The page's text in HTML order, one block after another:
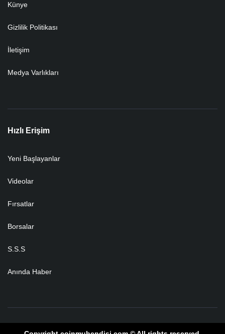
Künye
Gizlilik Politikası
İletişim
Medya Varlıkları
Hızlı Erişim
Yeni Başlayanlar
Videolar
Fırsatlar
Borsalar
S.S.S
Anında Haber